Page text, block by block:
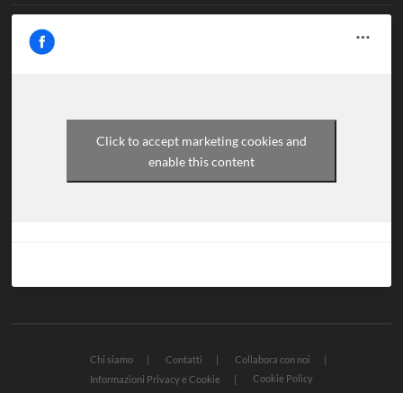
Click to accept marketing cookies and
enable this content
Chi siamo Contatti
Collabora con noi
Informazioni Privacy e Cookie
Cookie Policy